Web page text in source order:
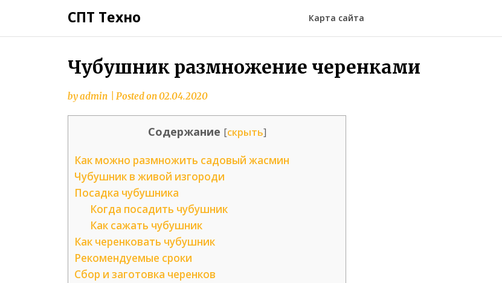
СПТ Техно Карта сайта
Чубушник размножение черенками
byadmin Posted on02.04.2020
Содержание [скрыть]
Как можно размножить садовый жасмин
Чубушник в живой изгороди
Посадка чубушника
Когда посадить чубушник
Как сажать чубушник
Как черенковать чубушник
Рекомендуемые сроки
Сбор и заготовка черенков